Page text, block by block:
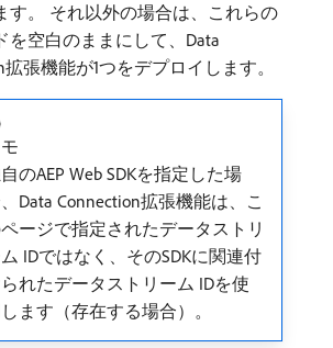
す。 それ以外の場合は、これらの
を空白のままにして、Data
拡張機能が1つをデプロイします。
のAEP Web SDKを指定した場
Data Connection拡張機能は、こ
ージで指定されたデータストリ
IDではなく、そのSDKに関連付
れたデータストリーム IDを使
ます（存在する場合）。